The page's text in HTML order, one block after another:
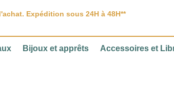
Expédition sous 24H à 48H**
Bijoux et apprêts Accessoires et